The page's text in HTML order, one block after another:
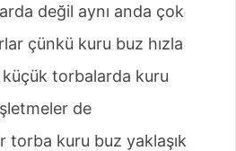
değil aynı anda çok
çünkü kuru buz hızla
küçük torbalarda kuru
de
torba kuru buz yaklaşık